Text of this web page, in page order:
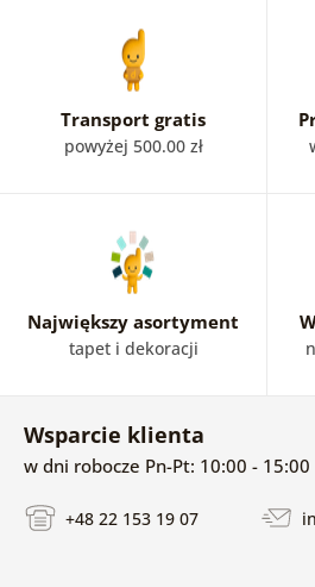
Transport gratis
powyżej 500.00 zł
Największy asortyment
tapet i dekoracji
Wsparcie klienta
w dni robocze Pn-Pt: 10:00 - 15:00
+48 22 153 19 07